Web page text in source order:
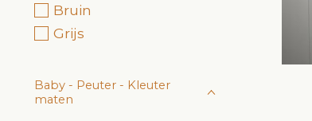
Bruin
Grijs
Baby - Peuter - Kleuter
maten